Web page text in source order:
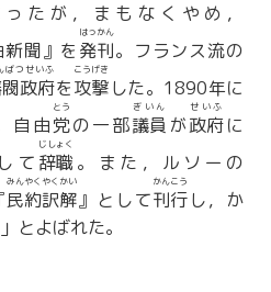
たが，まもなくやめ，
聞』を 発刊
はっかん
。フランス流の
政府
ばつせいふ
を攻撃
こうげき
した。1890年に
自由党
とう
の一部議員
ぎいん
が政府
せいふ
に
して 辞職
じしょく
。また，ルソーの
民約訳解
みんやくやくかい
』として刊行
かんこう
し，か
とよばれた。